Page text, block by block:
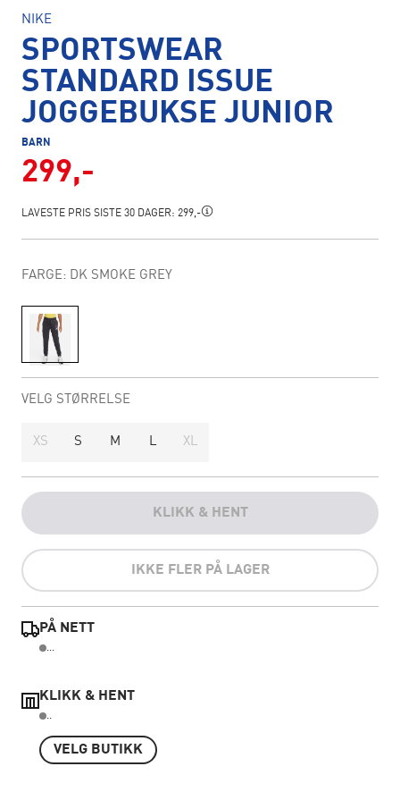
NIKE
SPORTSWEAR
STANDARD ISSUE
JOGGEBUKSE JUNIOR
BARN
299,-
LAVESTE PRIS SISTE 30 DAGER: 299,-
FARGE: DK SMOKE GREY
VELG STØRRELSE
XS S M L XL
KLIKK & HENT
IKKE FLER PÅ LAGER
PÅ NETT
...
KLIKK & HENT
..
VELG BUTIKK